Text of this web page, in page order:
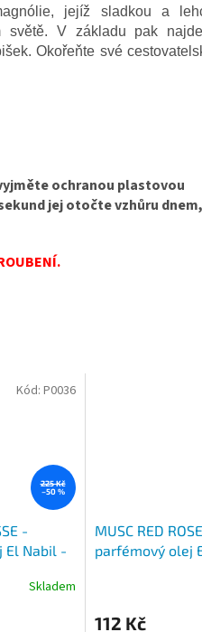
225 Kč
–50 %
-
El Nabil -
Skladem
Kód: P0036
MUSC RED
parfémový olej
112 Kč
jejíž sladkou a
V základu pak
Okořeňte své
ochranou plastovou
jej otočte vzhůru dnem,